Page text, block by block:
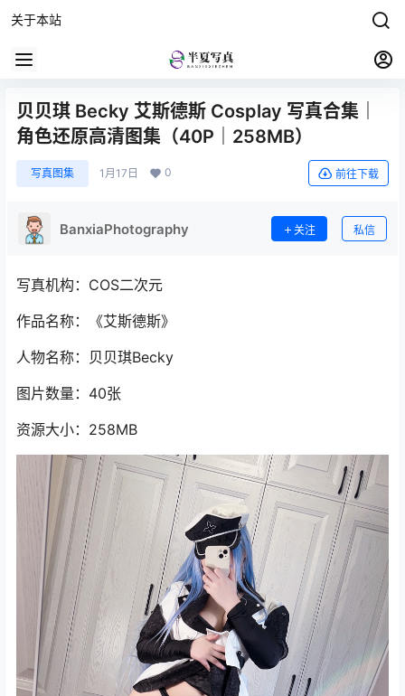
关于本站
贝贝琪 Becky 艾斯德斯 Cosplay 写真合集｜
角色还原高清图集（40P｜258MB）
写真图集 1月17日 0 前往下载
BanxiaPhotography 关注 私信
写真机构：COS二次元
作品名称：《艾斯德斯》
人物名称：贝贝琪Becky
图片数量：40张
资源大小：258MB